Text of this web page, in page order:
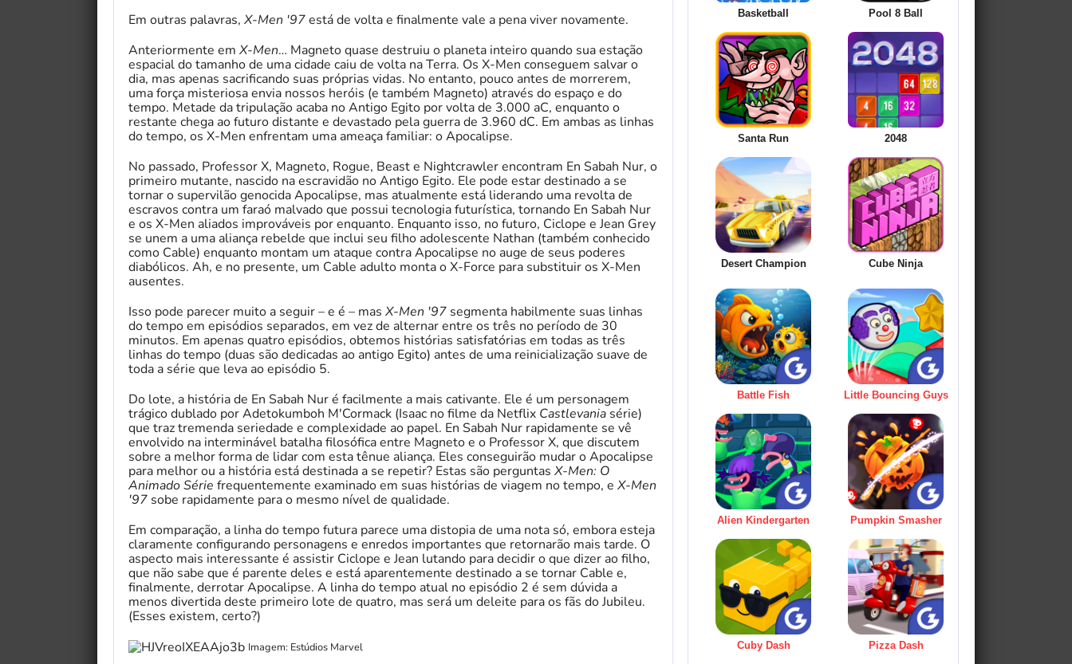
Em outras palavras, X-Men '97está de volta e finalmente vale a pena viver novamente.
Anteriormente em X-Men… Magneto quase destruiu o planeta inteiro quando sua estação
espacial do tamanho de uma cidade caiu de volta na Terra. Os X-Men conseguem salvar o
dia, mas apenas sacrificando suas próprias vidas. No entanto, pouco antes de morrerem,
uma força misteriosa envia nossos heróis (e também Magneto) através do espaço e do
tempo. Metade da tripulação acaba no Antigo Egito por volta de 3.000 aC, enquanto o
restante chega ao futuro distante e devastado pela guerra de 3.960 dC. Em ambas as linhas
do tempo, os X-Men enfrentam uma ameaça familiar: o Apocalipse.
No passado, Professor X, Magneto, Rogue, Beast e Nightcrawler encontram En Sabah Nur, o
primeiro mutante, nascido na escravidão no Antigo Egito. Ele pode estar destinado a se
tornar o supervilão genocida Apocalipse, mas atualmente está liderando uma revolta de
escravos contra um faraó malvado que possui tecnologia futurística, tornando En Sabah Nur
e os X-Men aliados improváveis ​​por enquanto. Enquanto isso, no futuro, Ciclope e Jean Grey
se unem a uma aliança rebelde que inclui seu filho adolescente Nathan (também conhecido
como Cable) enquanto montam um ataque contra Apocalipse no auge de seus poderes
diabólicos. Ah, e no presente, um Cable adulto monta o X-Force para substituir os X-Men
ausentes.
Isso pode parecer muito a seguir – e é – mas X-Men '97 segmenta habilmente suas linhas
do tempo em episódios separados, em vez de alternar entre os três no período de 30
minutos. Em apenas quatro episódios, obtemos histórias satisfatórias em todas as três
linhas do tempo (duas são dedicadas ao antigo Egito) antes de uma reinicialização suave de
toda a série que leva ao episódio 5.
Do lote, a história de En Sabah Nur é facilmente a mais cativante. Ele é um personagem
trágico dublado por Adetokumboh M'Cormack (Isaac no filme da Netflix Castlevania série)
que traz tremenda seriedade e complexidade ao papel. En Sabah Nur rapidamente se vê
envolvido na interminável batalha filosófica entre Magneto e o Professor X, que discutem
sobre a melhor forma de lidar com esta tênue aliança. Eles conseguirão mudar o Apocalipse
para melhor ou a história está destinada a se repetir? Estas são perguntas X-Men: O
AnimadoSérie frequentemente examinado em suas histórias de viagem no tempo, e X-Men
'97 sobe rapidamente para o mesmo nível de qualidade.
Em comparação, a linha do tempo futura parece uma distopia de uma nota só, embora esteja
claramente configurando personagens e enredos importantes que retornarão mais tarde. O
aspecto mais interessante é assistir Ciclope e Jean lutando para decidir o que dizer ao filho,
que não sabe que é parente deles e está aparentemente destinado a se tornar Cable e,
finalmente, derrotar Apocalipse. A linha do tempo atual no episódio 2 é sem dúvida a
menos divertida deste primeiro lote de quatro, mas será um deleite para os fãs do Jubileu.
(Esses existem, certo?)
Imagem: Estúdios Marvel
Basketball Pool 8 Ball
Santa Run 2048
Desert Champion Cube Ninja
Battle Fish Little Bouncing Guys
Alien Kindergarten Pumpkin Smasher
Cuby Dash Pizza Dash